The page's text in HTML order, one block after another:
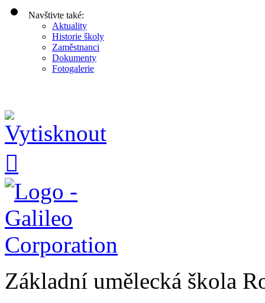
Navštivte také:
Aktuality
Historie školy
Zaměstnanci
Dokumenty
Fotogalerie

Základní umělecká škola